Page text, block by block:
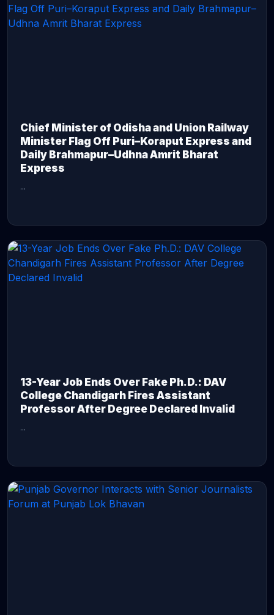
Chief Minister of Odisha and Union Railway
Minister Flag Off Puri–Koraput Express and
Daily Brahmapur–Udhna Amrit Bharat
Express
...
13-Year Job Ends Over Fake Ph.D.: DAV
College Chandigarh Fires Assistant
Professor After Degree Declared Invalid
...